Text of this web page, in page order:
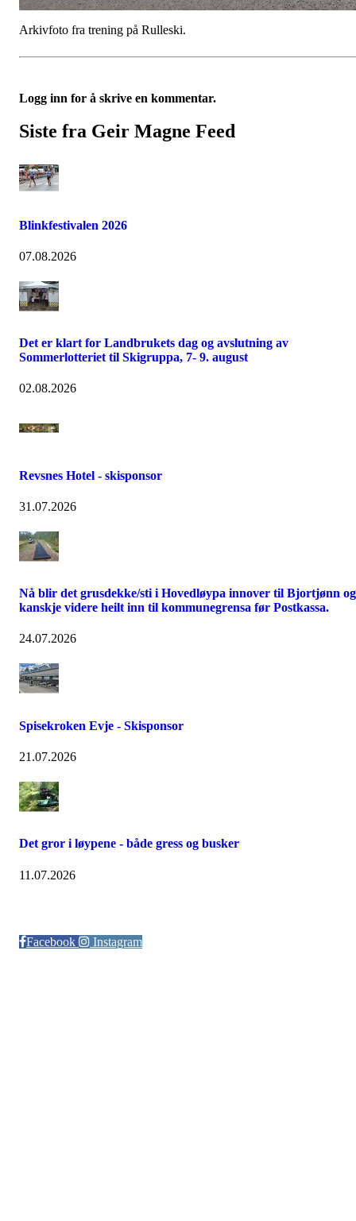
Arkivfoto fra trening på Rulleski.
Logg inn for å skrive en kommentar.
Siste fra Geir Magne Feed
Blinkfestivalen 2026
07.08.2026
Det er klart for Landbrukets dag og avslutning av
Sommerlotteriet til Skigruppa, 7- 9. august
02.08.2026
Revsnes Hotel - skisponsor
31.07.2026
Nå blir det grusdekke/sti i Hovedløypa innover til Bjortjønn og
kanskje videre heilt inn til kommunegrensa før Postkassa.
24.07.2026
Spisekroken Evje - Skisponsor
21.07.2026
Det gror i løypene - både gress og busker
11.07.2026
Facebook
Instagram